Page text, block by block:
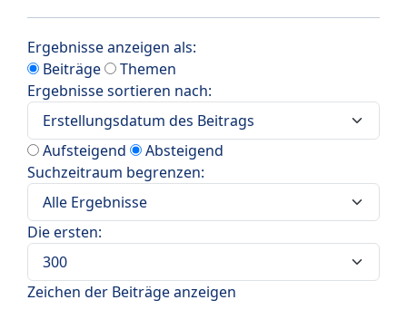
Ergebnisse anzeigen als:
Beiträge
Themen
Ergebnisse sortieren nach:
Aufsteigend
Absteigend
Suchzeitraum begrenzen:
Die ersten:
Zeichen der Beiträge anzeigen